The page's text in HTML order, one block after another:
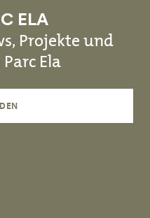
ELA
Projekte und
Ela